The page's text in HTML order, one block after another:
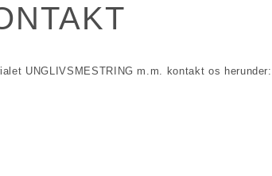
UNGLIVSMESTRING m.m. kontakt os herunder: